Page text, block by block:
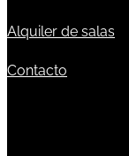
Alquiler de salas
Contacto